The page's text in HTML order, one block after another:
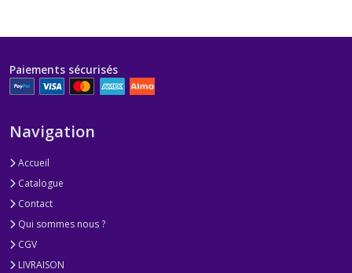
Paiements sécurisés
Navigation
Accueil
Catalogue
Contact
Qui sommes nous ?
CGV
LIVRAISON